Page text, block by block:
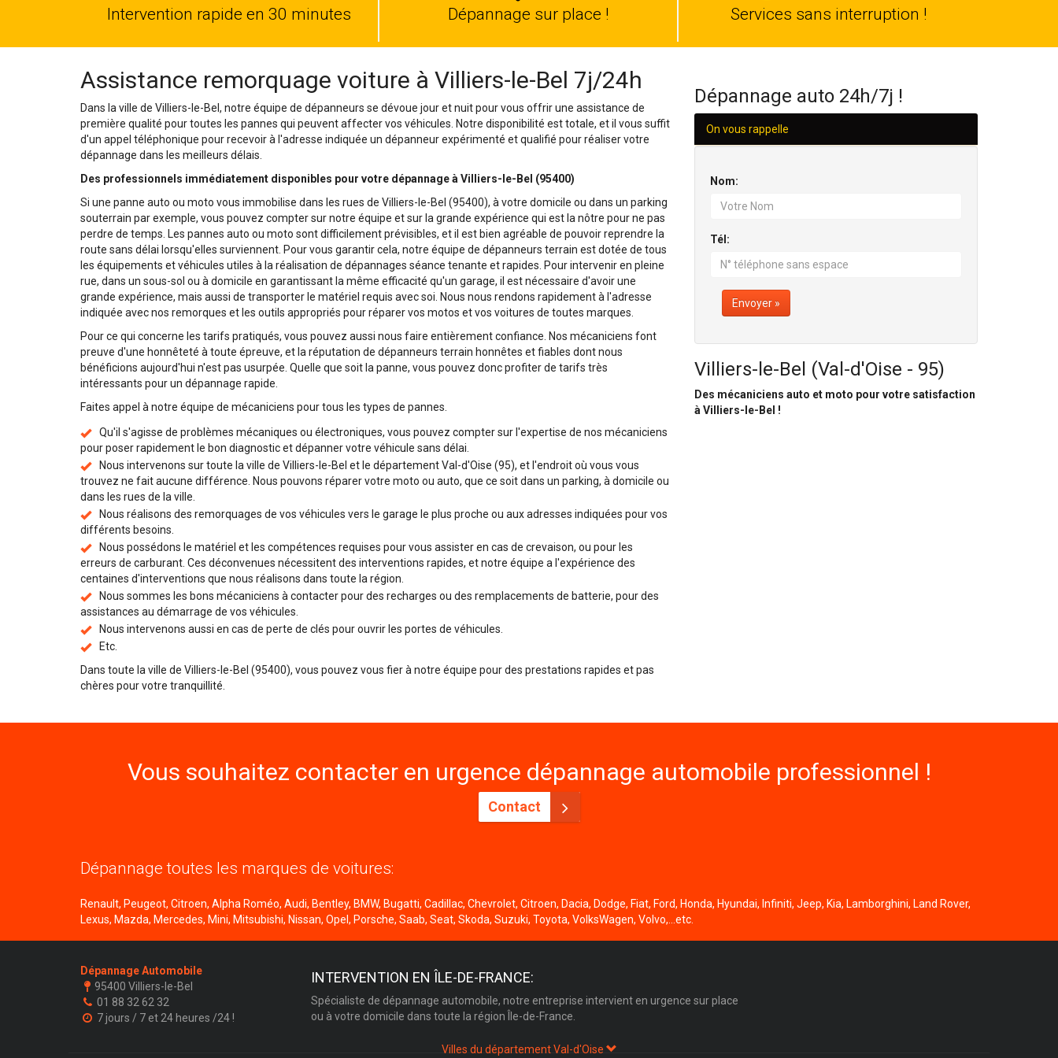
Intervention rapide en 30 minutes
auto
Dépannage sur place !
24
H/24
Services sans interruption !
Assistance remorquage voiture à Villiers-le-Bel 7j/24h
Dans la ville de Villiers-le-Bel, notre équipe de dépanneurs se dévoue jour et nuit pour vous offrir une assistance de
première qualité pour toutes les pannes qui peuvent affecter vos véhicules. Notre disponibilité est totale, et il vous suffit
d'un appel téléphonique pour recevoir à l'adresse indiquée un dépanneur expérimenté et qualifié pour réaliser votre
dépannage dans les meilleurs délais.
Des professionnels immédiatement disponibles pour votre dépannage à Villiers-le-Bel (95400)
Si une panne auto ou moto vous immobilise dans les rues de Villiers-le-Bel (95400), à votre domicile ou dans un parking
souterrain par exemple, vous pouvez compter sur notre équipe et sur la grande expérience qui est la nôtre pour ne pas
perdre de temps. Les pannes auto ou moto sont difficilement prévisibles, et il est bien agréable de pouvoir reprendre la
route sans délai lorsqu'elles surviennent. Pour vous garantir cela, notre équipe de dépanneurs terrain est dotée de tous
les équipements et véhicules utiles à la réalisation de dépannages séance tenante et rapides. Pour intervenir en pleine
rue, dans un sous-sol ou à domicile en garantissant la même efficacité qu'un garage, il est nécessaire d'avoir une
grande expérience, mais aussi de transporter le matériel requis avec soi. Nous nous rendons rapidement à l'adresse
indiquée avec nos remorques et les outils appropriés pour réparer vos motos et vos voitures de toutes marques.
Pour ce qui concerne les tarifs pratiqués, vous pouvez aussi nous faire entièrement confiance. Nos mécaniciens font
preuve d'une honnêteté à toute épreuve, et la réputation de dépanneurs terrain honnêtes et fiables dont nous
bénéficions aujourd'hui n'est pas usurpée. Quelle que soit la panne, vous pouvez donc profiter de tarifs très
intéressants pour un dépannage rapide.
Faites appel à notre équipe de mécaniciens pour tous les types de pannes.
Qu'il s'agisse de problèmes mécaniques ou électroniques, vous pouvez compter sur l'expertise de nos mécaniciens
pour poser rapidement le bon diagnostic et dépanner votre véhicule sans délai.
Nous intervenons sur toute la ville de Villiers-le-Bel et le département Val-d'Oise (95), et l'endroit où vous vous
trouvez ne fait aucune différence. Nous pouvons réparer votre moto ou auto, que ce soit dans un parking, à domicile ou
dans les rues de la ville.
Nous réalisons des remorquages de vos véhicules vers le garage le plus proche ou aux adresses indiquées pour vos
différents besoins.
Nous possédons le matériel et les compétences requises pour vous assister en cas de crevaison, ou pour les
erreurs de carburant. Ces déconvenues nécessitent des interventions rapides, et notre équipe a l'expérience des
centaines d'interventions que nous réalisons dans toute la région.
Nous sommes les bons mécaniciens à contacter pour des recharges ou des remplacements de batterie, pour des
assistances au démarrage de vos véhicules.
Nous intervenons aussi en cas de perte de clés pour ouvrir les portes de véhicules.
Etc.
Dans toute la ville de Villiers-le-Bel (95400), vous pouvez vous fier à notre équipe pour des prestations rapides et pas
chères pour votre tranquillité.
Dépannage auto 24h/7j !
On vous rappelle
Nom:
Tél:
Envoyer »
Villiers-le-Bel (Val-d'Oise - 95)
Des mécaniciens auto et moto pour votre satisfaction
à Villiers-le-Bel !
Vous souhaitez contacter en urgence dépannage automobile professionnel !
Contact
Dépannage toutes les marques de voitures:
Renault, Peugeot, Citroen, Alpha Roméo, Audi, Bentley, BMW, Bugatti, Cadillac, Chevrolet, Citroen, Dacia, Dodge, Fiat, Ford, Honda, Hyundai, Infiniti, Jeep, Kia, Lamborghini, Land Rover,
Lexus, Mazda, Mercedes, Mini, Mitsubishi, Nissan, Opel, Porsche, Saab, Seat, Skoda, Suzuki, Toyota, VolksWagen, Volvo,...etc.
Dépannage Automobile
95400 Villiers-le-Bel
01 88 32 62 32
7 jours / 7 et 24 heures /24 !
INTERVENTION EN ÎLE-DE-FRANCE:
Spécialiste de dépannage automobile, notre entreprise intervient en urgence sur place
ou à votre domicile dans toute la région Île-de-France.
Villes du département Val-d'Oise